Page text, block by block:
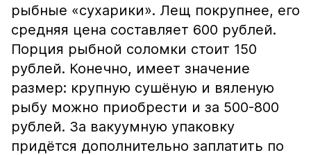
рыбные «сухарики». Лещ покрупнее, его
средняя цена составляет 600 рублей.
Порция рыбной соломки стоит 150
рублей. Конечно, имеет значение
размер: крупную сушёную и вяленую
рыбу можно приобрести и за 500-800
рублей. За вакуумную упаковку
придётся дополнительно заплатить по